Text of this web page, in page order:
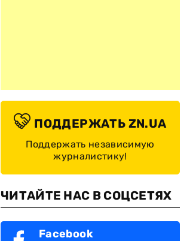
ПОДДЕРЖАТЬ ZN.UA
Поддержать независимую
журналистику!
ЧИТАЙТЕ НАС В СОЦСЕТЯХ
Facebook